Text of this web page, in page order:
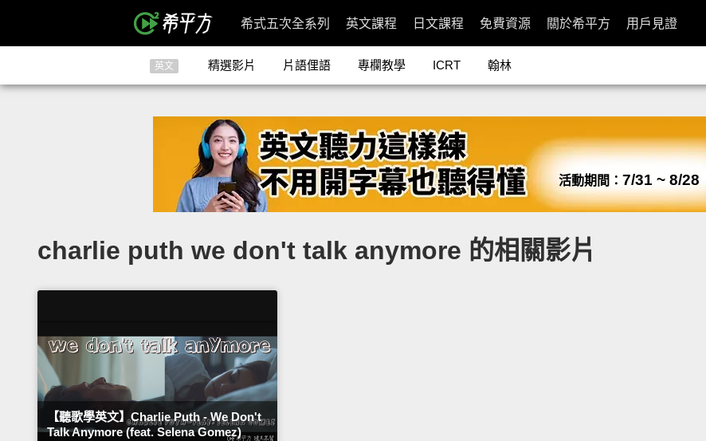
希式五次全系列 英文課程 日文課程 免費資源 關於希平方 用戶見證
英文 精選影片 片語俚語 專欄教學 ICRT 翰林
活動期間： 7/31 ~ 8/28
charlie puth we don't talk anymore 的相關影片
【聽歌學英文】Charlie Puth - We Don't
Talk Anymore (feat. Selena Gomez)